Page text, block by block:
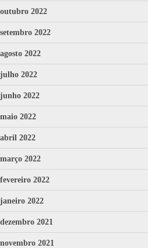
outubro 2022
setembro 2022
agosto 2022
julho 2022
junho 2022
maio 2022
abril 2022
março 2022
fevereiro 2022
janeiro 2022
dezembro 2021
novembro 2021